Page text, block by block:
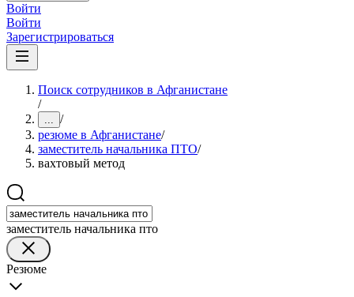
Войти
Войти
Зарегистрироваться
Поиск сотрудников в Афганистане
/
... /
резюме в Афганистане/
заместитель начальника ПТО/
вахтовый метод
заместитель начальника пто
Резюме